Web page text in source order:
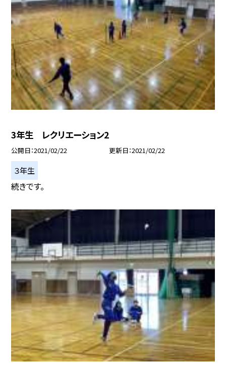
3年生 レクリエーション2
公開日 2021/02/22 更新日 2021/02/22
３年生
続きです。